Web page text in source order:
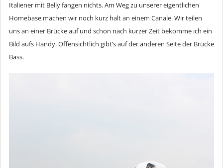
Italiener mit Belly fangen nichts. Am Weg zu unserer eigentlichen
Homebase machen wir noch kurz halt an einem Canale. Wir teilen
uns an einer Brücke auf und schon nach kurzer Zeit bekomme ich ein
Bild aufs Handy. Offensichtlich gibt’s auf der anderen Seite der Brücke
Bass.